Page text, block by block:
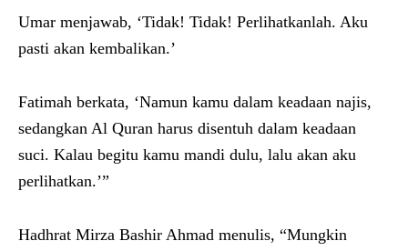
Umar menjawab, ‘Tidak! Tidak! Perlihatkanlah. Aku
pasti akan kembalikan.’
Fatimah berkata, ‘Namun kamu dalam keadaan najis,
sedangkan Al Quran harus disentuh dalam keadaan
suci. Kalau begitu kamu mandi dulu, lalu akan aku
perlihatkan.’”
Hadhrat Mirza Bashir Ahmad menulis, “Mungkin